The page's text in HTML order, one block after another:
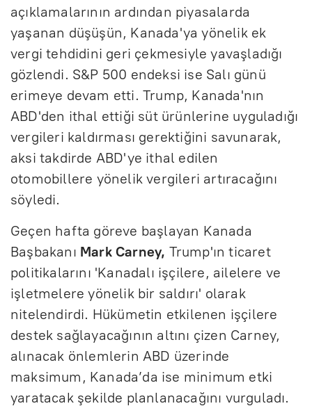
açıklamalarının ardından piyasalarda
yaşanan düşüşün, Kanada'ya yönelik ek
vergi tehdidini geri çekmesiyle yavaşladığı
gözlendi. S&P 500 endeksi ise Salı günü
erimeye devam etti. Trump, Kanada'nın
ABD'den ithal ettiği süt ürünlerine uyguladığı
vergileri kaldırması gerektiğini savunarak,
aksi takdirde ABD'ye ithal edilen
otomobillere yönelik vergileri artıracağını
söyledi.
Geçen hafta göreve başlayan Kanada
Başbakanı Mark Carney, Trump'ın ticaret
politikalarını 'Kanadalı işçilere, ailelere ve
işletmelere yönelik bir saldırı' olarak
nitelendirdi. Hükümetin etkilenen işçilere
destek sağlayacağının altını çizen Carney,
alınacak önlemlerin ABD üzerinde
maksimum, Kanada’da ise minimum etki
yaratacak şekilde planlanacağını vurguladı.